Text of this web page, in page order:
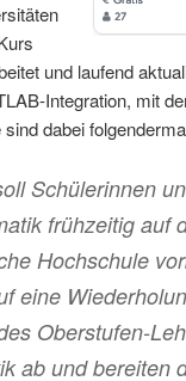
und laufend
Integration, mit
dabei
Schülerinnen
frühzeitig auf
Hochschule
eine
Oberstufen-
ab und bereiten